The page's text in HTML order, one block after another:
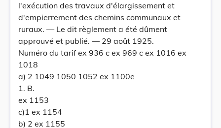
l'exécution des travaux d'élargissement et
d'empierrement des chemins communaux et
ruraux. — Le dit règlement a été dûment
approuvé et publié. — 29 août 1925.
Numéro du tarif ex 936 c ex 969 c ex 1016 ex
1018
a) 2 1049 1050 1052 ex 1100e
1. B.
ex 1153
c)1 ex 1154
b) 2 ex 1155